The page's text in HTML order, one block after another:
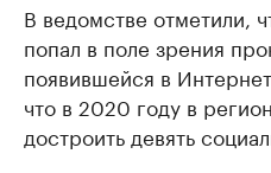
В ведомстве отметили,
попал в поле зрения
появившейся в
что в 2020 году в
достроить девять